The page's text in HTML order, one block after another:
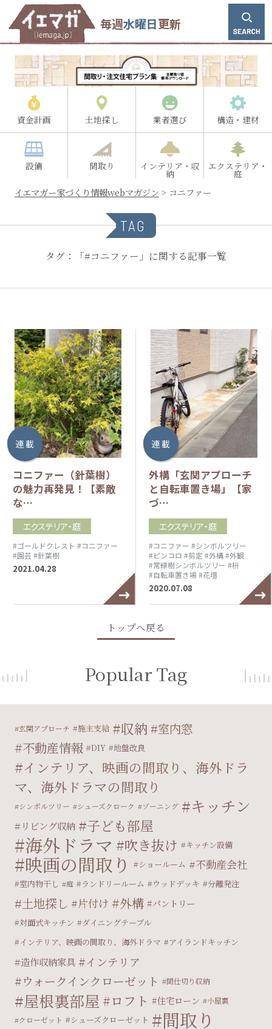
毎週水曜日更新
資金計画 土地探し 業者選び 構造・建材
設備 間取り インテリア・収
納
エクステリア・
庭
イエマガー家づくり情報webマガジン > コニファー
TAG
タグ：「#コニファー」に関する記事一覧
連 載
コニファー（針葉樹）
の魅力再発見！【素敵
な…
エクステリア・庭
#ゴールドクレスト #コニファー
#園芸 #針葉樹
2021.04.28
連 載
外構「玄関アプローチ
と自転車置き場」【家
づ…
エクステリア・庭
#コニファー #シンボルツリー
#ピンコロ #剪定 #外構#外観
#常緑樹シンボルツリー #枡
#自転車置き場#花壇
2020.07.08
トップへ戻る
Popular Tag
玄関アプローチ 施主支給 収納 室内窓
不動産情報 DIY 地盤改良
インテリア、映画の間取り、海外ドラ
マ、海外ドラマの間取り
シンボルツリー シューズクローク ゾーニング キッチン
リビング収納 子ども部屋
海外ドラマ 吹き抜け キッチン設備
映画の間取り ショールーム 不動産会社
室内物干し 庭 ランドリールーム ウッドデッキ 分離発注
土地探し 片付け 外構 パントリー
対面式キッチン
ダイニングテーブル
インテリア、映画の間取り、海外ドラマ
アイランドキッチン
造作収納家具 インテリア
ウォークインクローゼット 間仕切り収納
屋根裏部屋 ロフト 住宅ローン
小屋裏
クローゼット
シューズクローゼット 間取り